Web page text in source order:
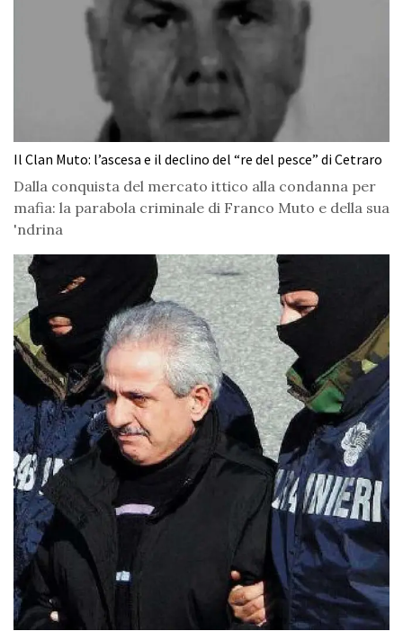
Il Clan Muto: l’ascesa e il declino del “re del pesce” di Cetraro
Dalla conquista del mercato ittico alla condanna per
mafia: la parabola criminale di Franco Muto e della sua
'ndrina